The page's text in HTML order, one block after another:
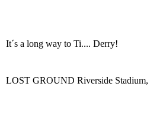
It´s a long way to Ti.... Derry!
LOST GROUND Riverside Stadium,